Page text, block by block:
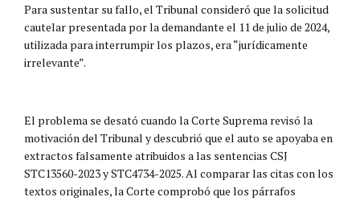
Para sustentar su fallo, el Tribunal consideró que la solicitud
cautelar presentada por la demandante el 11 de julio de 2024,
utilizada para interrumpir los plazos, era “jurídicamente
irrelevante”.
El problema se desató cuando la Corte Suprema revisó la
motivación del Tribunal y descubrió que el auto se apoyaba en
extractos falsamente atribuidos a las sentencias CSJ
STC13560-2023 y STC4734-2025. Al comparar las citas con los
textos originales, la Corte comprobó que los párrafos